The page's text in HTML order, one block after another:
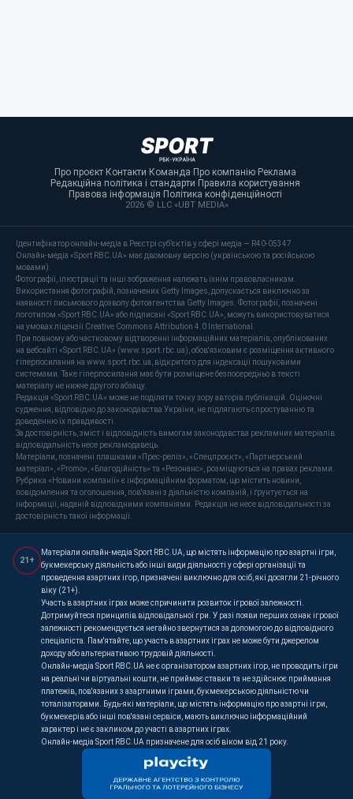
Про проєкт·Контакти·Команда·Про компанію·Реклама·
Редакційна політика і стандарти·Правила користування·
Правова інформація·Політика конфіденційності·
2026 © LLC «UBT MEDIA»
Ідентифікатор онлайн-медіа в Реєстрі суб’єктів у сфері медіа — R40-05347
Онлайн-медіа «Sport RBC.UA» має двомовну версію (українською та російською
мовами).
Фотографії, ілюстрації та інші зображення належать їхнім правовласникам.
Використання фотографій, позначених Getty Images, допускається виключно за
наявності письмового дозволу фотоагентства Getty Images. Фотографії, позначені
логотипом «Sport RBC.UA» або підписані «Sport RBC.UA», можуть використовуватися
на умовах ліцензії Creative Commons Attribution 4.0 International.
При повному або частковому відтворенні інформаційних матеріалів, опублікованих
на вебсайті «Sport RBC.UA» (www.sport.rbc.ua), обов'язковим є розміщення активного
гіперпосилання на www.sport.rbc.ua, відкритого для індексації пошуковими
системами. Таке гіперпосилання має бути розміщене безпосередньо в тексті
матеріалу не нижче другого абзацу.
Редакція «Sport RBC.UA» може не поділяти точку зору авторів публікацій. Оціночні
судження, відповідно до законодавства України, не підлягають спростуванню та
доведенню їх правдивості.
За достовірність, зміст і відповідність вимогам законодавства рекламних матеріалів
відповідальність несе рекламодавець.
Матеріали, позначені плашками «Прес-реліз», «Спецпроєкт», «Партнерський
матеріал», «Promo», «Благодійність» та «Резонанс», розміщуються на правах реклами.
Рубрика «Новини компанії» є інформаційним форматом, що містить новини,
повідомлення та оголошення, пов'язані з діяльністю компаній, і ґрунтується на
інформації, наданій відповідними компаніями. Редакція не несе відповідальності за
достовірність такої інформації.
21+
Матеріали онлайн-медіа Sport RBC.UA, що містять інформацію про азартні ігри,
букмекерську діяльність або інші види діяльності у сфері організації та
проведення азартних ігор, призначені виключно для осіб, які досягли 21-річного
віку (21+).
Участь в азартних іграх може спричинити розвиток ігрової залежності.
Дотримуйтеся принципів відповідальної гри. У разі появи перших ознак ігрової
залежності рекомендується негайно звернутися за допомогою до відповідного
спеціаліста. Пам'ятайте, що участь в азартних іграх не може бути джерелом
доходу або альтернативою трудовій діяльності.
Онлайн-медіа Sport RBC.UA не є організатором азартних ігор, не проводить ігри
на реальні чи віртуальні кошти, не приймає ставки та не здійснює приймання
платежів, пов'язаних з азартними іграми, букмекерською діяльністю чи
тоталізаторами. Будь-які матеріали, що містять інформацію про азартні ігри,
букмекерів або інші пов'язані сервіси, мають виключно інформаційний
характер і не є закликом до участі в азартних іграх.
Онлайн-медіа Sport RBC.UA призначене для осіб віком від 21 року.